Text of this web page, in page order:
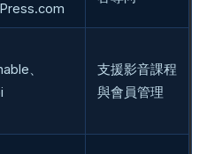
、
支援影音課程
與會員管理